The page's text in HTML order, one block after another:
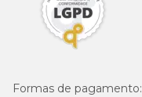
Formas de pagamento: